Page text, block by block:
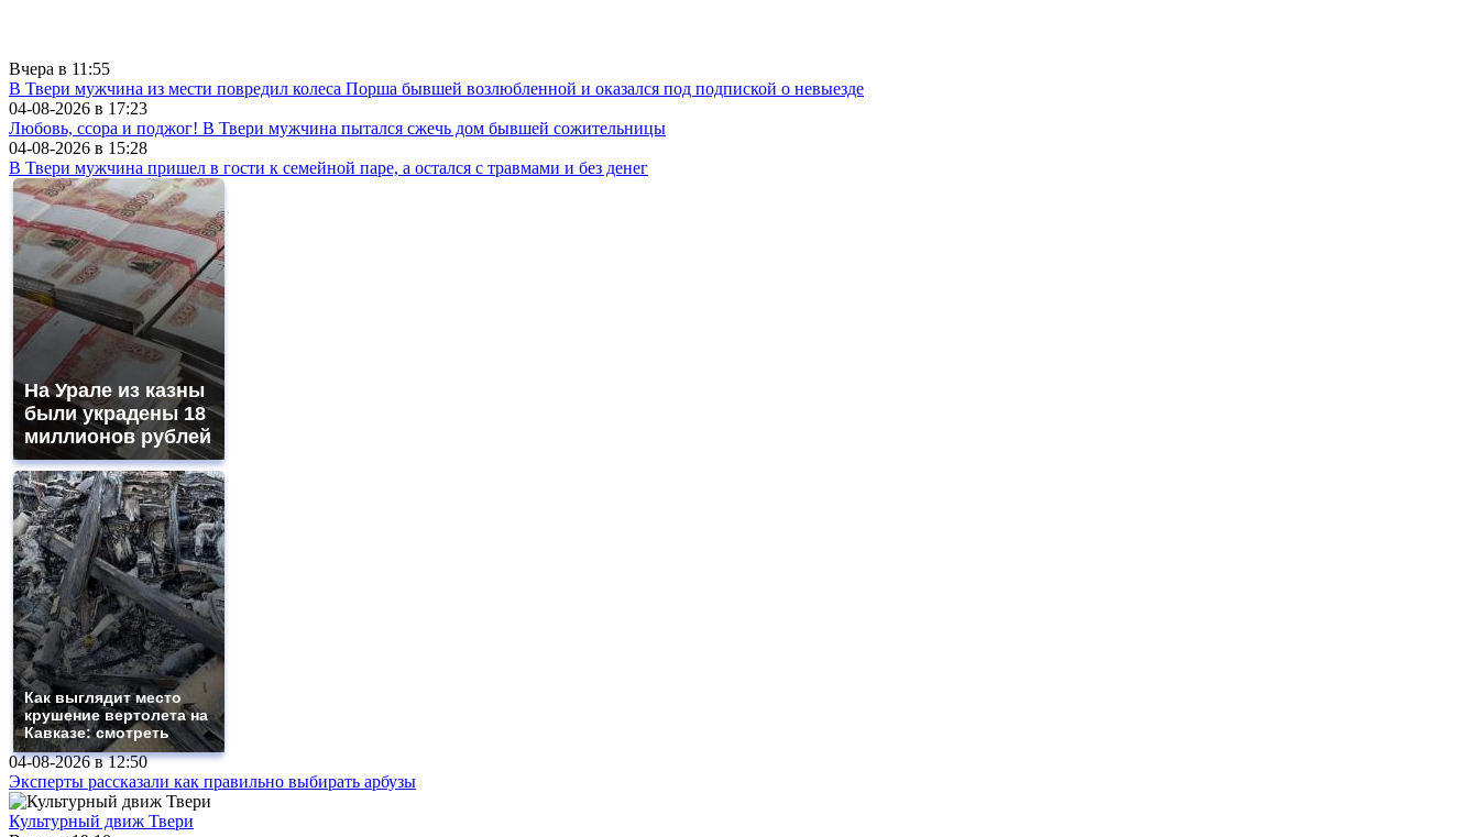
Вчера в 11:55
В Твери мужчина из мести повредил колеса Порша бывшей возлюбленной и оказался под подпиской о невыезде
04-08-2026 в 17:23
Любовь, ссора и поджог! В Твери мужчина пытался сжечь дом бывшей сожительницы
04-08-2026 в 15:28
В Твери мужчина пришел в гости к семейной паре, а остался с травмами и без денег
На Урале из казны
были украдены 18
миллионов рублей
Как выглядит место
крушение вертолета на
Кавказе: смотреть
04-08-2026 в12:50
Эксперты рассказали как правильно выбирать арбузы
Культурный движ Твери